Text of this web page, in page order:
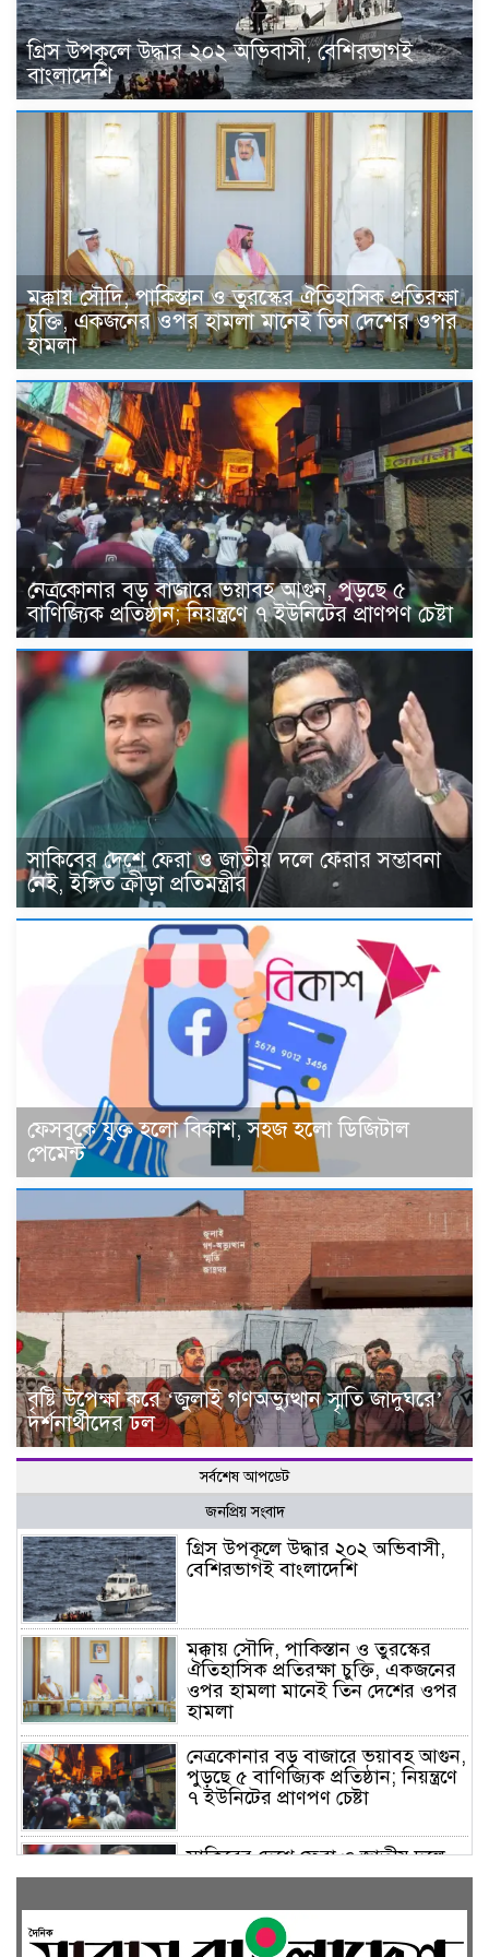
গ্রিস উপকূলে উদ্ধার ২০২ অভিবাসী, বেশিরভাগই
বাংলাদেশি
মক্কায় সৌদি, পাকিস্তান ও তুরস্কের ঐতিহাসিক প্রতিরক্ষা
চুক্তি, একজনের ওপর হামলা মানেই তিন দেশের ওপর
হামলা
নেত্রকোনার বড় বাজারে ভয়াবহ আগুন, পুড়ছে ৫
বাণিজ্যিক প্রতিষ্ঠান; নিয়ন্ত্রণে ৭ ইউনিটের প্রাণপণ চেষ্টা
সাকিবের দেশে ফেরা ও জাতীয় দলে ফেরার সম্ভাবনা
নেই, ইঙ্গিত ক্রীড়া প্রতিমন্ত্রীর
ফেসবুকে যুক্ত হলো বিকাশ, সহজ হলো ডিজিটাল
পেমেন্ট
বৃষ্টি উপেক্ষা করে ‘জুলাই গণঅভ্যুত্থান স্মৃতি জাদুঘরে’
দর্শনার্থীদের ঢল
সর্বশেষ আপডেট
জনপ্রিয় সংবাদ
গ্রিস উপকূলে উদ্ধার ২০২ অভিবাসী,
বেশিরভাগই বাংলাদেশি
মক্কায় সৌদি, পাকিস্তান ও তুরস্কের
ঐতিহাসিক প্রতিরক্ষা চুক্তি, একজনের
ওপর হামলা মানেই তিন দেশের ওপর
হামলা
নেত্রকোনার বড় বাজারে ভয়াবহ আগুন,
পুড়ছে ৫ বাণিজ্যিক প্রতিষ্ঠান; নিয়ন্ত্রণে
৭ ইউনিটের প্রাণপণ চেষ্টা
সাকিবের দেশে ফেরা ও জাতীয় দলে
ফেরার সম্ভাবনা নেই, ইঙ্গিত ক্রীড়া